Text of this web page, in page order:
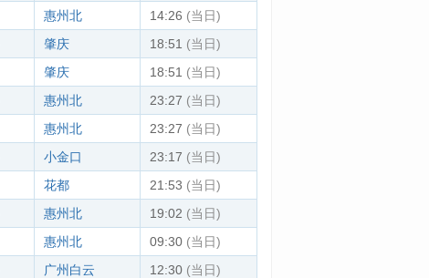
惠州北 14:26 (当日)
肇庆 18:51 (当日)
肇庆 18:51 (当日)
惠州北 23:27 (当日)
惠州北 23:27 (当日)
小金口 23:17 (当日)
花都 21:53 (当日)
惠州北 19:02 (当日)
惠州北 09:30 (当日)
广州白云 12:30 (当日)